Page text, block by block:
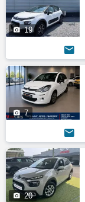
 19

 7

 20